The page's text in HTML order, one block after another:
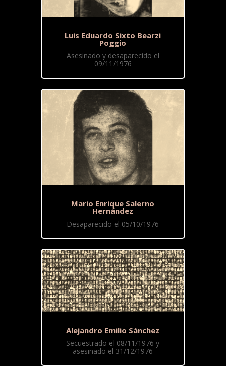
Luis Eduardo Sixto Bearzi
Poggio
Asesinado y desaparecido el
09/11/1976
Mario Enrique Salerno
Hernández
Desaparecido el 05/10/1976
Alejandro Emilio Sánchez
Secuestrado el 08/11/1976 y
asesinado el 31/12/1976